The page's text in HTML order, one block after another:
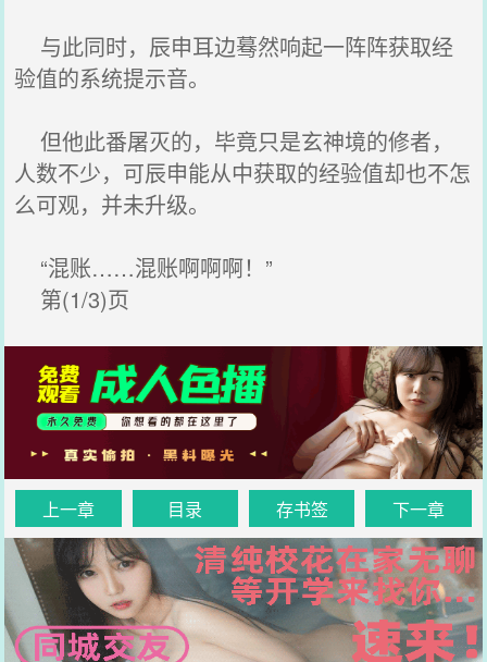
与此同时，辰申耳边蓦然响起一阵阵获取经
验值的系统提示音。
但他此番屠灭的，毕竟只是玄神境的修者，
人数不少，可辰申能从中获取的经验值却也不怎
么可观，并未升级。
“混账……混账啊啊啊！”
第(1/3)页
上一章 目录 存书签 下一章